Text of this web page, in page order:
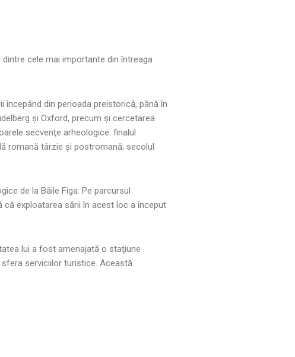
cele mai importante din întreaga
din perioada preistorică, până în
şi Oxford, precum şi cercetarea
secvenţe arheologice: finalul
romană târzie şi postromană; secolul
de la Băile Figa. Pe parcursul
exploatarea sării în acest loc a început
lui a fost amenajată o staţiune
serviciilor turistice. Această